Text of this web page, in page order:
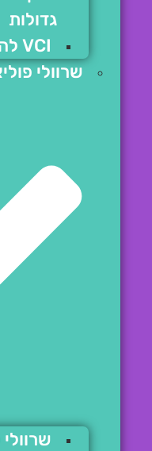
גדולות
VCI להגנה מקורוזיה
שרוולי
שרוולי